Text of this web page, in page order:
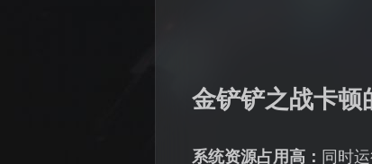
金铲铲之战卡顿
系统资源占用高： 同时